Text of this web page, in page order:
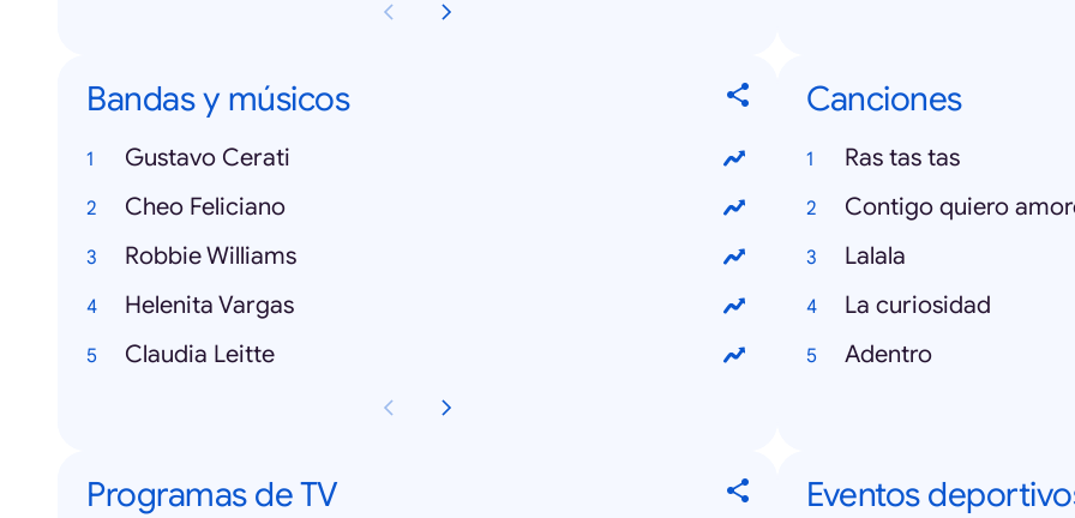
Bandas y músicos
Gustavo Cerati
Cheo Feliciano
Robbie Williams
Helenita Vargas
Claudia Leitte
Canciones
Ras tas tas
Contigo quiero
Lalala
La curiosidad
Adentro
Programas de TV Eventos